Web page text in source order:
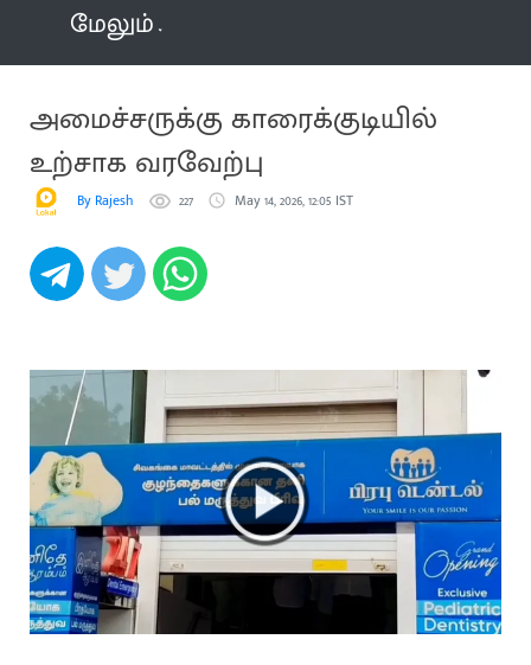
மேலும்
அமைச்சருக்கு காரைக்குடியில்
உற்சாக வரவேற்பு
By Rajesh 227 May 14, 2026, 12:05 IST